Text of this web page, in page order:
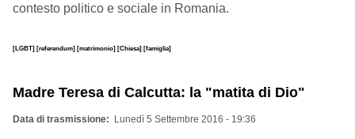
contesto politico e sociale in Romania.
[LGBT] [referendum] [matrimonio] [Chiesa] [famiglia]
Madre Teresa di Calcutta: la "matita di Dio"
Data di trasmissione Lunedì 5 Settembre 2016 - 19:36